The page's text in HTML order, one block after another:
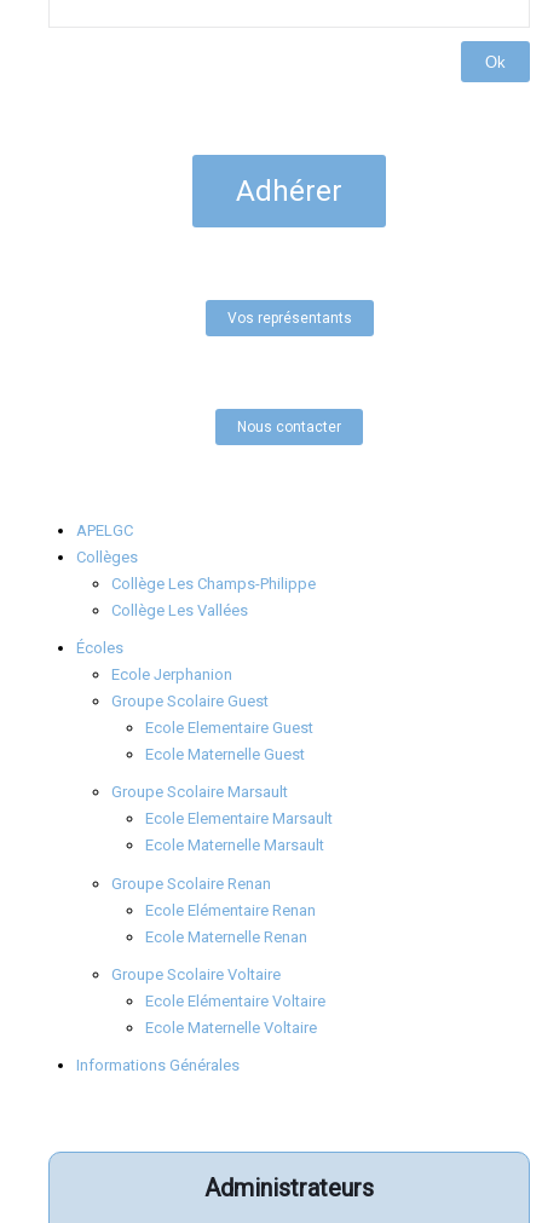
Ok
Adhérer
Vos représentants
Nous contacter
APELGC
Collèges
Collège Les Champs-Philippe
Collège Les Vallées
Écoles
Ecole Jerphanion
Groupe Scolaire Guest
Ecole Elementaire Guest
Ecole Maternelle Guest
Groupe Scolaire Marsault
Ecole Elementaire Marsault
Ecole Maternelle Marsault
Groupe Scolaire Renan
Ecole Elémentaire Renan
Ecole Maternelle Renan
Groupe Scolaire Voltaire
Ecole Elémentaire Voltaire
Ecole Maternelle Voltaire
Informations Générales
Administrateurs